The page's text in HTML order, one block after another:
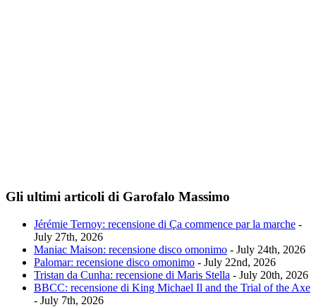
Gli ultimi articoli di Garofalo Massimo
Jérémie Ternoy: recensione di Ça commence par la marche -
July 27th, 2026
Maniac Maison: recensione disco omonimo - July 24th, 2026
Palomar: recensione disco omonimo - July 22nd, 2026
Tristan da Cunha: recensione di Maris Stella - July 20th, 2026
BBCC: recensione di King Michael Il and the Trial of the Axe
- July 7th, 2026